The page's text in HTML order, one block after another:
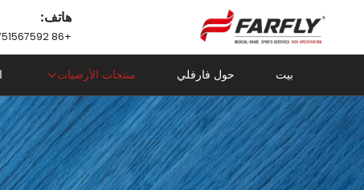
هاتف:
+86 18751567592
بيت حول فارفلي منتجات الأرضيات